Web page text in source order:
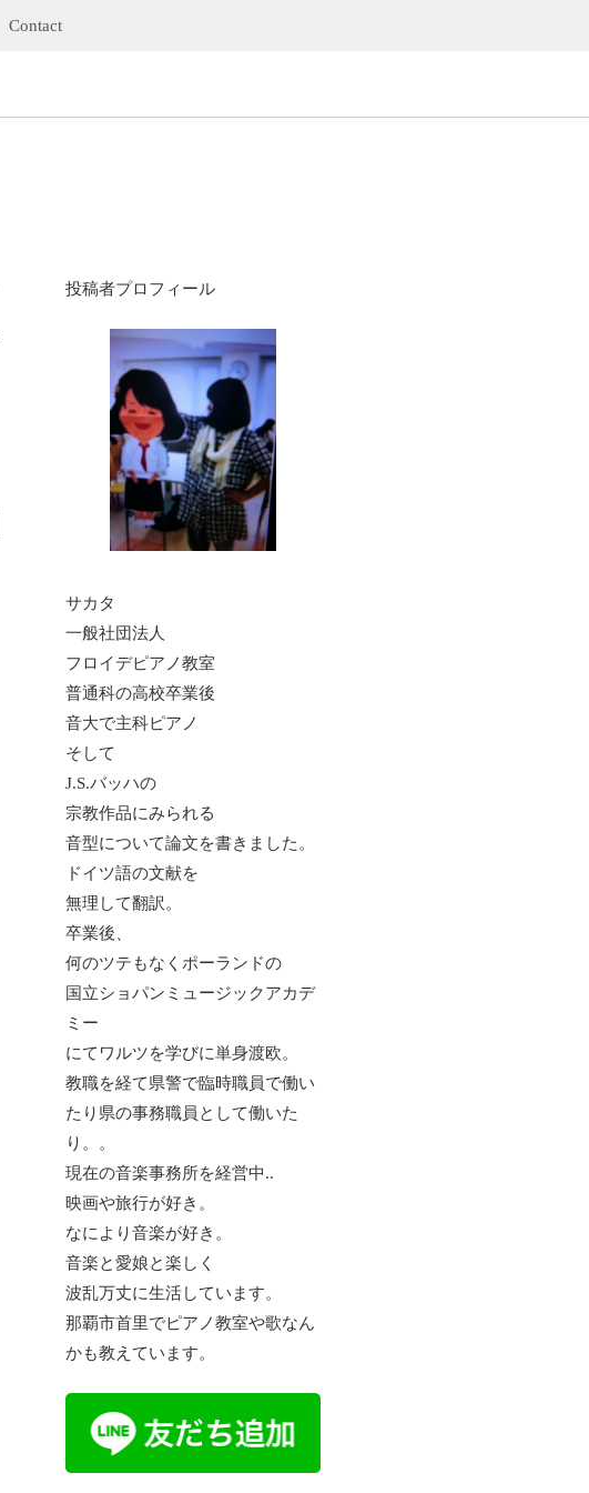
Contact
投稿者プロフィール
サカタ
一般社団法人
フロイデピアノ教室
普通科の高校卒業後
音大で主科ピアノ
そして
J.S.バッハの
宗教作品にみられる
音型について論文を書きました。
ドイツ語の文献を
無理して翻訳。
卒業後、
何のツテもなくポーランドの
国立ショパンミュージックアカデ
ミー
にてワルツを学びに単身渡欧。
教職を経て県警で臨時職員で働い
たり県の事務職員として働いた
り。。
現在の音楽事務所を経営中..
映画や旅行が好き。
なにより音楽が好き。
音楽と愛娘と楽しく
波乱万丈に生活しています。
那覇市首里でピアノ教室や歌なん
かも教えています。